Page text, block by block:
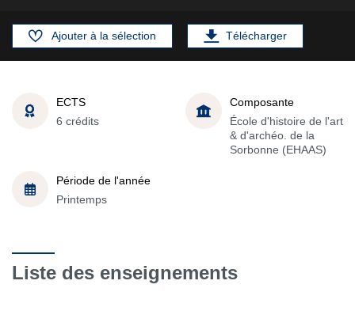
Ajouter à la sélection Télécharger
ECTS
6 crédits
Composante
École d'histoire de l'art
& d'archéo. de la
Sorbonne (EHAAS)
Période de l'année
Printemps
Liste des enseignements